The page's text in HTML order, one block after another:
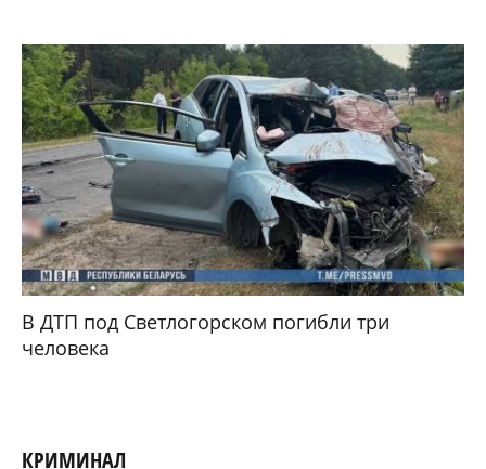
В ДТП под Светлогорском погибли три
человека
КРИМИНАЛ